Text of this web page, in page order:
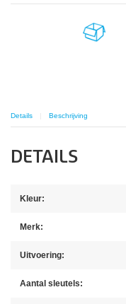
Details Beschrijving
DETAILS
Kleur:
Merk:
Uitvoering:
Aantal sleutels: